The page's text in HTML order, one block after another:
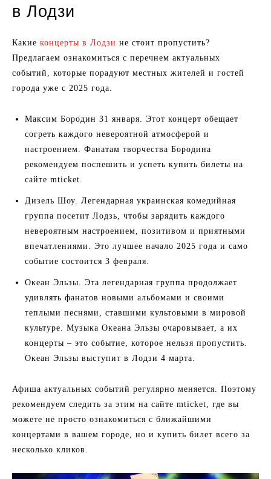
в Лодзи
Какие концерты в Лодзи не стоит пропустить?
Предлагаем ознакомиться с перечнем актуальных
событий, которые порадуют местных жителей и гостей
города уже с 2025 года.
Максим Бородин 31 января. Этот концерт обещает
согреть каждого невероятной атмосферой и
настроением. Фанатам творчества Бородина
рекомендуем поспешить и успеть купить билеты на
сайте mticket.
Дизель Шоу. Легендарная украинская комедийная
группа посетит Лодзь, чтобы зарядить каждого
невероятным настроением, позитивом и приятными
впечатлениями. Это лучшее начало 2025 года и само
событие состоится 3 февраля.
Океан Эльзы. Эта легендарная группа продолжает
удивлять фанатов новыми альбомами и своими
теплыми песнями, ставшими культовыми в мировой
культуре. Музыка Океана Эльзы очаровывает, а их
концерты – это событие, которое нельзя пропустить.
Океан Эльзы выступит в Лодзи 4 марта.
Афиша актуальных событий регулярно меняется. Поэтому
рекомендуем следить за этим на сайте mticket, где вы
можете не просто ознакомиться с ближайшими
концертами в вашем городе, но и купить билет всего за
несколько кликов.